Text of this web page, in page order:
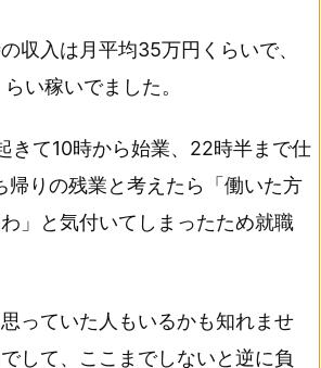
収入は月平均35万円くらいで、
い稼いでました。
きて10時から始業、22時半まで仕
帰りの残業と考えたら「働いた方
」と気付いてしまったため就職
っていた人もいるかも知れませ
して、ここまでしないと逆に負